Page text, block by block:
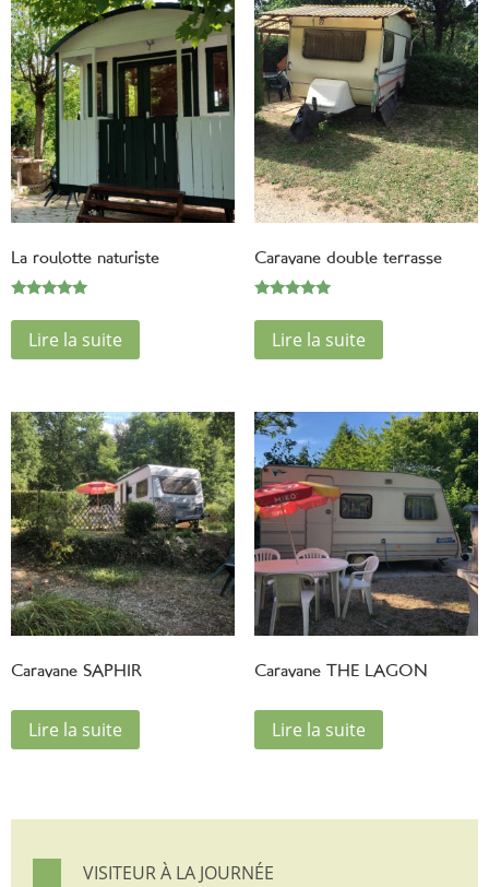
La roulotte naturiste
5.00
sur 5
Lire la suite
Caravane double terrasse
5.00
sur 5
Lire la suite
Caravane SAPHIR
Lire la suite
Caravane THE LAGON
Lire la suite
VISITEUR À LA JOURNÉE